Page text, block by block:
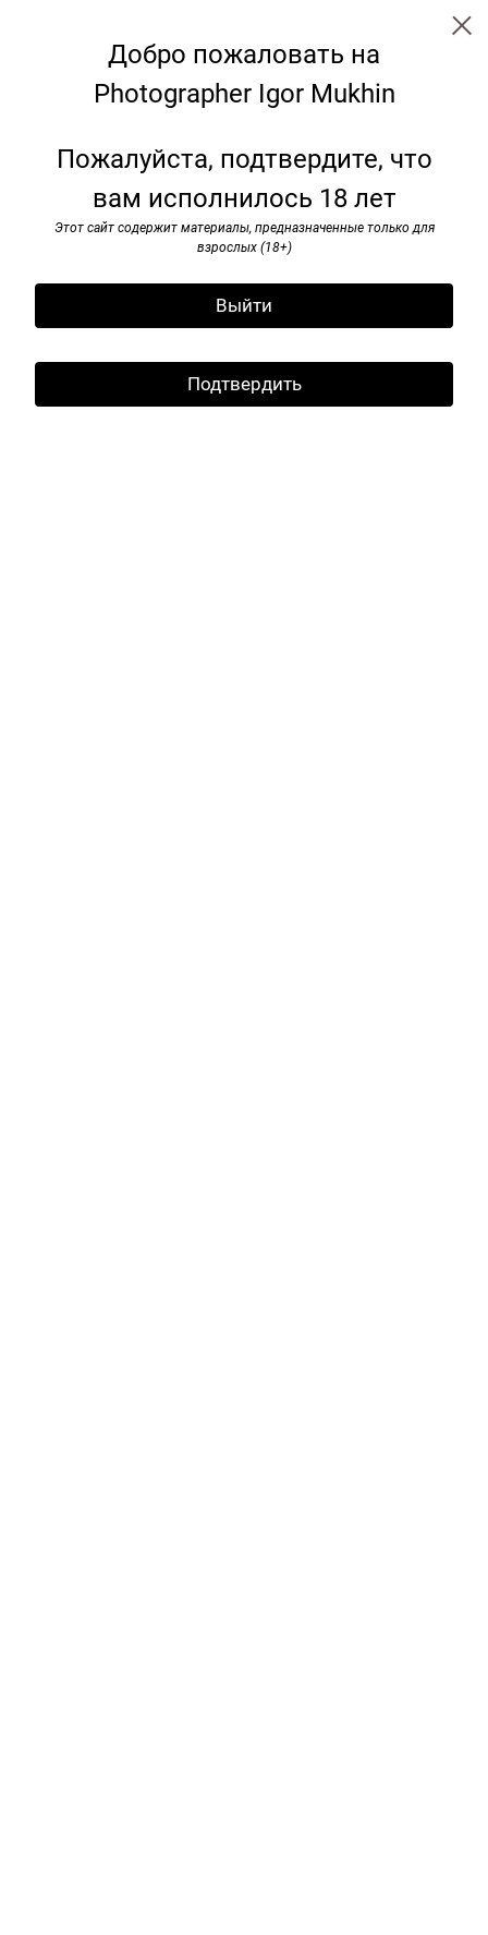
Добро пожаловать на
Photographer Igor Mukhin
Пожалуйста, подтвердите, что
вам исполнилось 18 лет
Этот сайт содержит материалы, предназначенные только для
взрослых (18+)
Выйти
Подтвердить
Leningrad. USSR.1986/1988